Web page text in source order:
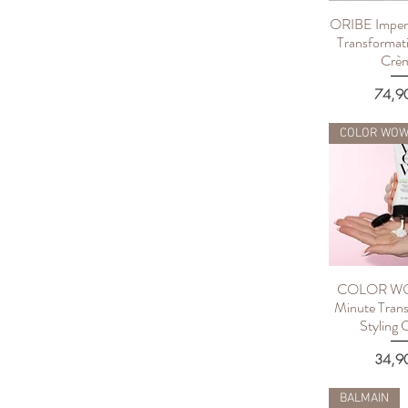
Быстрый
ORIBE
Цена
Быстрый
COLOR WOW
COLOR
Minute
Styling
Цена
BALMAIN